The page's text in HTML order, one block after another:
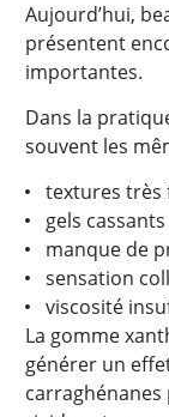
Aujourd’hui,
présentent
importantes.
Dans la
souvent les
textures très
gels cassants
manque de
sensation
viscosité
La gomme
générer un